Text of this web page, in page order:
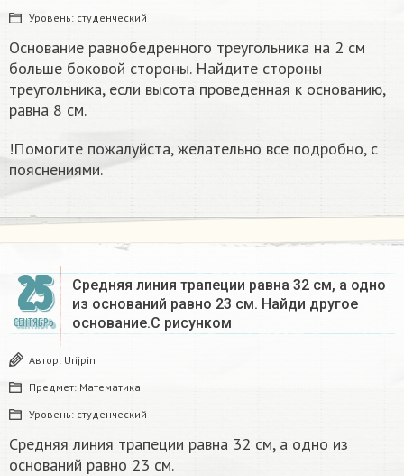
Уровень: студенческий
Основание равнобедренного треугольника на 2 см
больше боковой стороны. Найдите стороны
треугольника, если высота проведенная к основанию,
равна 8 см.
!Помогите пожалуйста, желательно все подробно, с
пояснениями.
25
СЕНТЯБРЬ
Средняя линия трапеции равна 32 см, а одно
из оснований равно 23 см. Найди другое
основание.С рисунком
Автор: Urijpin
Предмет: Математика
Уровень: студенческий
Средняя линия трапеции равна 32 см, а одно из
оснований равно 23 см.